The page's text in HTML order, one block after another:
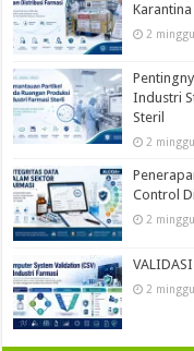
2
Industri
Steril
2
Control
2
2